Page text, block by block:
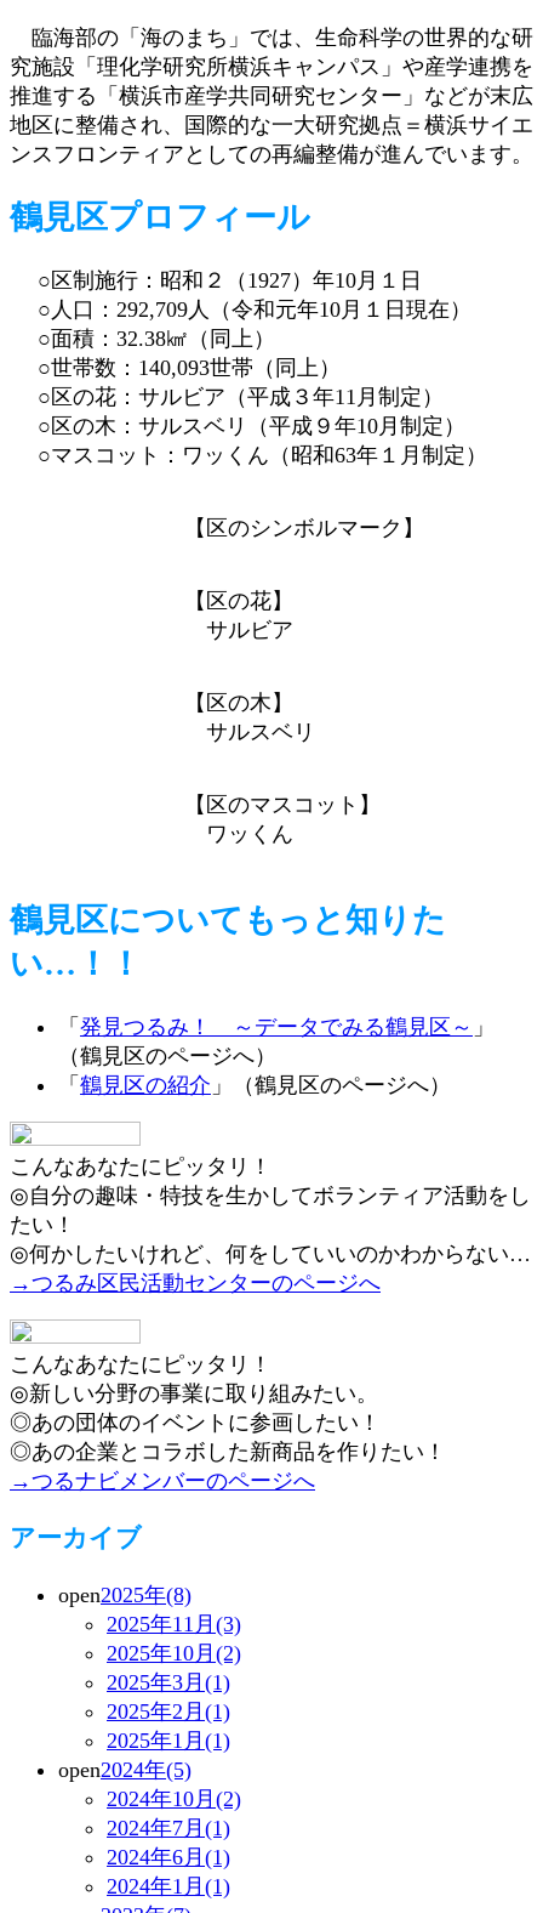
臨海部の「海のまち」では、生命科学の世界的な研
究施設「理化学研究所横浜キャンパス」や産学連携を
推進する「横浜市産学共同研究センター」などが末広
地区に整備され、国際的な一大研究拠点＝横浜サイエ
ンスフロンティアとしての再編整備が進んでいます。
鶴見区プロフィール
○区制施行：昭和２（1927）年10月１日
○人口：292,709人（令和元年10月１日現在）
○面積：32.38㎢（同上）
○世帯数：140,093世帯（同上）
○区の花：サルビア（平成３年11月制定）
○区の木：サルスベリ（平成９年10月制定）
○マスコット：ワッくん（昭和63年１月制定）
【区のシンボルマーク】
【区の花】
サルビア
【区の木】
サルスベリ
【区のマスコット】
ワッくん
鶴見区についてもっと知りた
い…！！
「 発見つるみ！ ～データでみる鶴見区～ 」
（鶴見区のページへ）
「 鶴見区の紹介 」（鶴見区のページへ）
こんなあなたにピッタリ！
◎自分の趣味・特技を生かしてボランティア活動をし
たい！
◎何かしたいけれど、何をしていいのかわからない…
→つるみ区民活動センターのページへ
こんなあなたにピッタリ！
◎新しい分野の事業に取り組みたい。
◎あの団体のイベントに参画したい！
◎あの企業とコラボした新商品を作りたい！
→つるナビメンバーのページへ
アーカイブ
open2025年(8)
2025年11月(3)
2025年10月(2)
2025年3月(1)
2025年2月(1)
2025年1月(1)
open2024年(5)
2024年10月(2)
2024年7月(1)
2024年6月(1)
2024年1月(1)